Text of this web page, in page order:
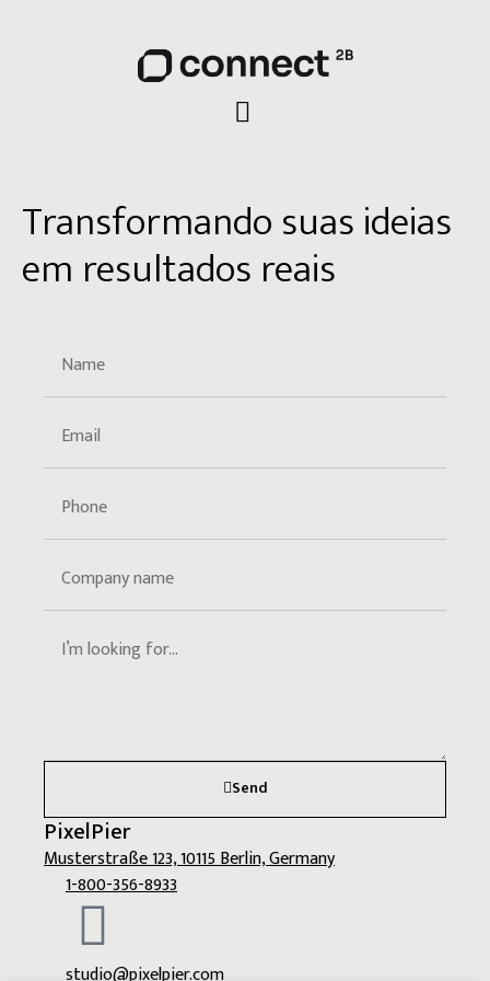
Transformando suas ideias
em resultados reais
Send
PixelPier
Musterstraße 123, 10115 Berlin, Germany
1-800-356-8933